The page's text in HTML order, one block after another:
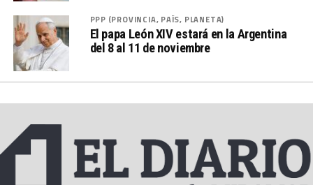
PPP (PROVINCIA, PAÍS, PLANETA)
El papa León XIV estará en la Argentina
del 8 al 11 de noviembre